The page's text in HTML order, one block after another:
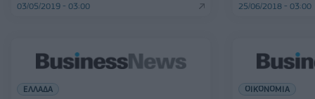
03/05/2019 - 03:00 25/06/2018 - 03:00
ΕΛΛΑΔΑ ΟΙΚΟΝΟΜΙΑ